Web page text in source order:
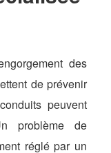
des
de prévenir
peuvent
problème de
réglé par un